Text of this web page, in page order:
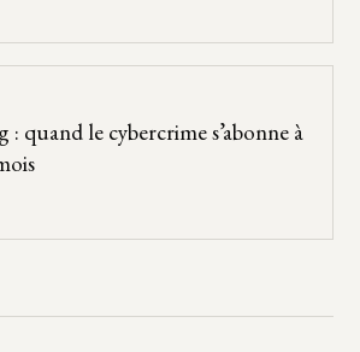
: quand le cybercrime s’abonne à